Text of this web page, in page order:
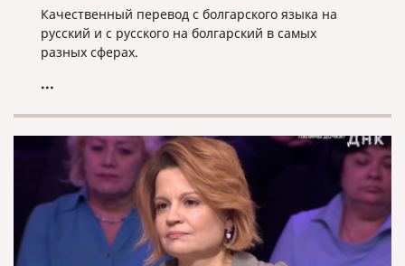
Качественный перевод с болгарского языка на
русский и с русского на болгарский в самых
разных сферах.
...